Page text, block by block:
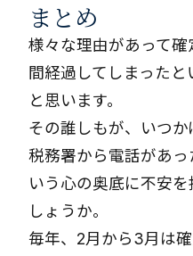
まとめ
様々な理由があって
間経過してしまった
と思います。
その誰しもが、いつか
税務署から電話があ
いう心の奥底に不安
しょうか。
毎年、2月から3月は